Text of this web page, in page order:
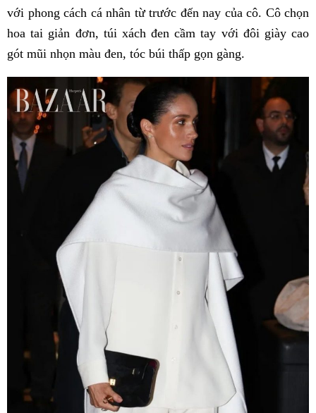
với phong cách cá nhân từ trước đến nay của cô. Cô chọn
hoa tai giản đơn, túi xách đen cầm tay với đôi giày cao
gót mũi nhọn màu đen, tóc búi thấp gọn gàng.